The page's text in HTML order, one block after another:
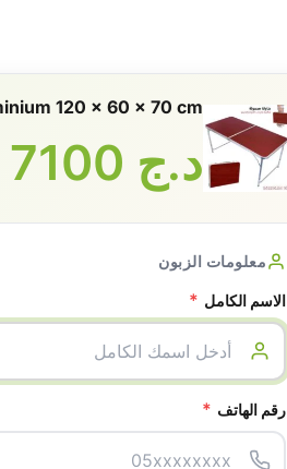
120 x 60 x 70 cm
د.ج
معلومات الزبون
الاسم الكامل *
رقم الهاتف *